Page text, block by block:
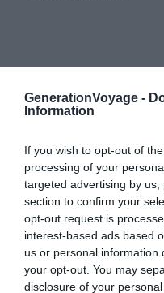
GenerationVoyage -
Information
If you wish to opt-out of
processing of your
targeted advertising by
section to confirm your
opt-out request is
interest-based ads based
us or personal information
your opt-out. You may
disclosure of your
pour des vacances
Le 26 avril 2025
Par Gilles Rolland
Locations de